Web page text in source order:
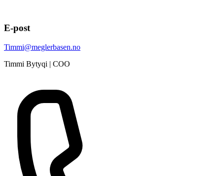
E-post
Timmi@meglerbasen.no
Timmi Bytyqi | COO